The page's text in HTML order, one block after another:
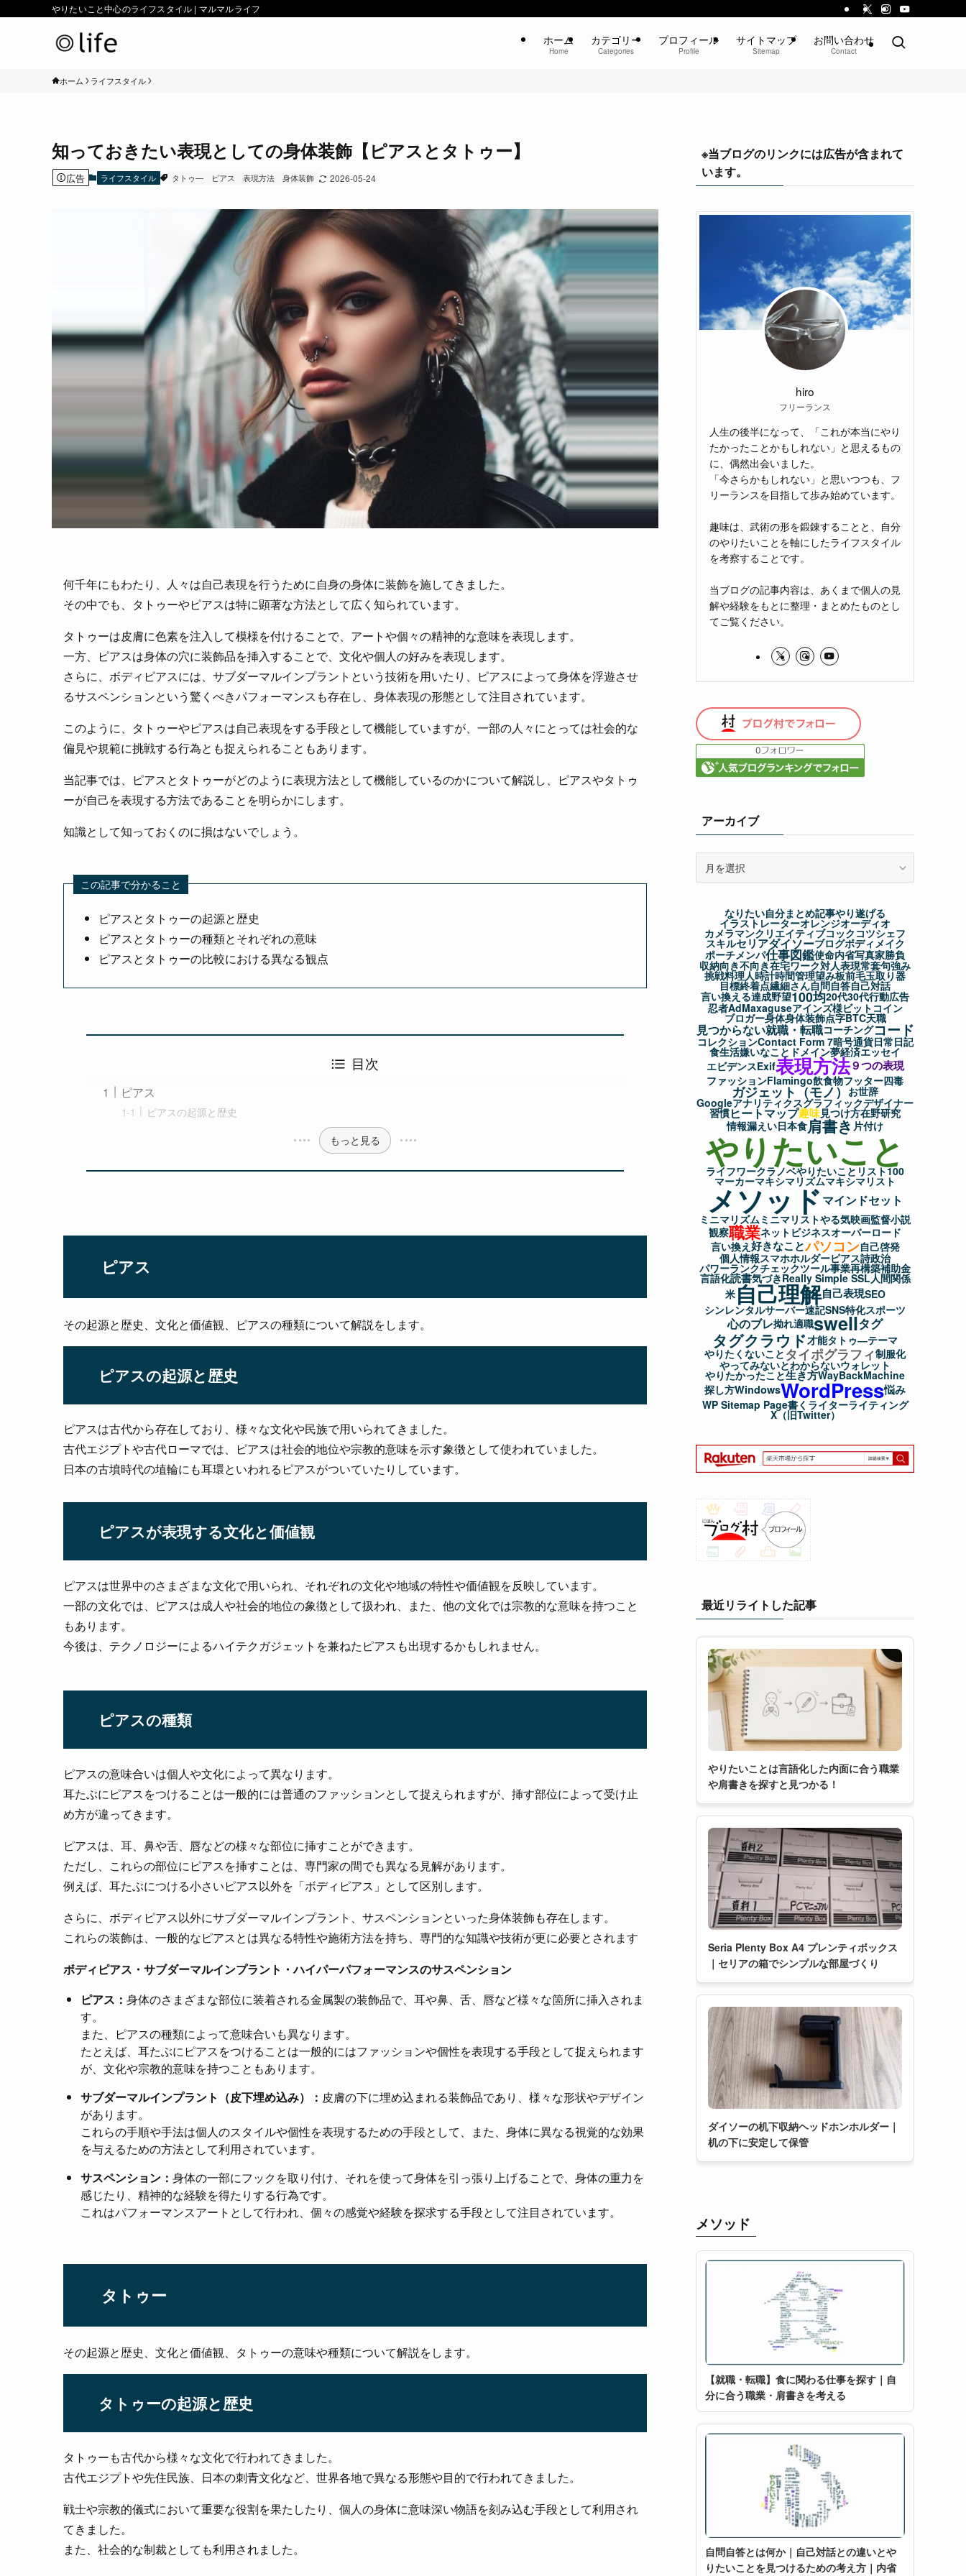
やりたいこと中心のライフスタイル | マルマルライフ
ホーム
Home
カテゴリー
Categories
プロフィール
Profile
サイトマップ
Sitemap
お問い合わせ
Contact
ホーム ライフスタイル
知っておきたい表現としての身体装飾【ピアスとタトゥー】
広告 ライフスタイル タトゥ― ピアス 表現方法 身体装飾 2026-05-24
何千年にもわたり、人々は自己表現を行うために自身の身体に装飾を施してきました。
その中でも、タトゥーやピアスは特に顕著な方法として広く知られています。
タトゥーは皮膚に色素を注入して模様を付けることで、アートや個々の精神的な意味を表現します。
一方、ピアスは身体の穴に装飾品を挿入することで、文化や個人の好みを表現します。
さらに、ボディピアスには、サブダーマルインプラントという技術を用いたり、ピアスによって身体を浮遊させ
るサスペンションという驚くべきパフォーマンスも存在し、身体表現の形態として注目されています。
このように、タトゥーやピアスは自己表現をする手段として機能していますが、一部の人々にとっては社会的な
偏見や規範に挑戦する行為とも捉えられることもあります。
当記事では、ピアスとタトゥーがどのように表現方法として機能しているのかについて解説し、ピアスやタトゥ
ーが自己を表現する方法であることを明らかにします。
知識として知っておくのに損はないでしょう。
この記事で分かること
ピアスとタトゥーの起源と歴史
ピアスとタトゥーの種類とそれぞれの意味
ピアスとタトゥーの比較における異なる観点
目次
ピアス
ピアスの起源と歴史
もっと見る
ピアス
その起源と歴史、文化と価値観、ピアスの種類について解説をします。
ピアスの起源と歴史
ピアスは古代から存在しており、様々な文化や民族で用いられてきました。
古代エジプトや古代ローマでは、ピアスは社会的地位や宗教的意味を示す象徴として使われていました。
日本の古墳時代の埴輪にも耳環といわれるピアスがついていたりしています。
ピアスが表現する文化と価値観
ピアスは世界中のさまざまな文化で用いられ、それぞれの文化や地域の特性や価値観を反映しています。
一部の文化では、ピアスは成人や社会的地位の象徴として扱われ、また、他の文化では宗教的な意味を持つこと
もあります。
今後は、テクノロジーによるハイテクガジェットを兼ねたピアスも出現するかもしれません。
ピアスの種類
ピアスの意味合いは個人や文化によって異なります。
耳たぶにピアスをつけることは一般的には普通のファッションとして捉えられますが、挿す部位によって受け止
め方が違ってきます。
ピアスは、耳、鼻や舌、唇などの様々な部位に挿すことができます。
ただし、これらの部位にピアスを挿すことは、専門家の間でも異なる見解があります。
例えば、耳たぶにつける小さいピアス以外を「ボディピアス」として区別します。
さらに、ボディピアス以外にサブダーマルインプラント、サスペンションといった身体装飾も存在します。
これらの装飾は、一般的なピアスとは異なる特性や施術方法を持ち、専門的な知識や技術が更に必要とされます
ボディピアス・サブダーマルインプラント・ハイパーパフォーマンスのサスペンション
ピアス： 身体のさまざまな部位に装着される金属製の装飾品で、耳や鼻、舌、唇など様々な箇所に挿入されま
す。
また、ピアスの種類によって意味合いも異なります。
たとえば、耳たぶにピアスをつけることは一般的にはファッションや個性を表現する手段として捉えられます
が、文化や宗教的意味を持つこともあります。
サブダーマルインプラント（皮下埋め込み）： 皮膚の下に埋め込まれる装飾品であり、様々な形状やデザイン
があります。
これらの手順や手法は個人のスタイルや個性を表現するための手段として、また、身体に異なる視覚的な効果
を与えるための方法として利用されています。
サスペンション： 身体の一部にフックを取り付け、それを使って身体を引っ張り上げることで、身体の重力を
感じたり、精神的な経験を得たりする行為です。
これはパフォーマンスアートとして行われ、個々の感覚や経験を探求する手段として注目されています。
タトゥー
その起源と歴史、文化と価値観、タトゥーの意味や種類について解説をします。
タトゥーの起源と歴史
タトゥーも古代から様々な文化で行われてきました。
古代エジプトや先住民族、日本の刺青文化など、世界各地で異なる形態や目的で行われてきました。
戦士や宗教的儀式において重要な役割を果たしたり、個人の身体に意味深い物語を刻み込む手段として利用され
てきました。
また、社会的な制裁としても利用されました。
※当ブログのリンクには広告が含まれて
います。
hiro
フリーランス
人生の後半になって、「これが本当にやり
たかったことかもしれない」と思えるもの
に、偶然出会いました。
「今さらかもしれない」と思いつつも、フ
リーランスを目指して歩み始めています。
趣味は、武術の形を鍛錬することと、自分
のやりたいことを軸にしたライフスタイル
を考察することです。
当ブログの記事内容は、あくまで個人の見
解や経験をもとに整理・まとめたものとし
てご覧ください。
アーカイブ
なりたい自分まとめ記事やり遂げる
イラストレーターオレンジオーディオ
カメラマンクリエイティブコック コツシェフ
スキルセリアダイソーブログボディメイク
ポーチメンパ仕事図鑑使命内省写真家勝負
収納向き不向き在宅ワーク対人表現常套句強み
挑戦料理人時計時間管理望み板前毛玉取り器
目標終着点繊細さん自問自答自己対話
言い換える達成野望100均20代30代行動広告
忍者AdMaxaguseアインズ様ビットコイン
ブロガー身体身体装飾点字BTC天職
見つからない就職・転職コーチングコード
コレクションContact Form 7暗号通貨日常日記
食生活嫌いなこと ドメイン夢経済エッセイ
エビデンスExif表現方法９つの表現
ファッションFlamingo飲食物フッター四毒
ガジェット（モノ）お世辞
Googleアナリティクスグラフィックデザイナー
習慣ヒートマップ趣味見つけ方在野研究
情報漏えい日本食肩書き片付け
やりたいこと
ライフワークラノベやりたいことリスト100
マーカーマキシマリズムマキシマリスト
メソッド マインドセット
ミニマリズム ミニマリストやる気映画監督小説
観察職業ネットビジネスオーバーロード
言い換え 好きなことパソコン自己啓発
個人情報スマホホルダーピアス詩政治
パワーランクチェックツール事業再構築補助金
言語化読書気づきReally Simple SSL人間関係
米自己理解自己表現SEO
シンレンタルサーバー速記SNS特化スポーツ
心のブレ拗れ適職swellタグ
タグクラウド才能タトゥ―テーマ
やりたくないこと タイポグラフィ制服化
やってみないとわからないウォレット
やりたかったこと生き方WayBackMachine
探し方WindowsWordPress悩み
WP Sitemap Page書く ライターライティング
X（旧Twitter）
最近リライトした記事
やりたいことは言語化した内面に合う職業
や肩書きを探すと見つかる！
Seria Plenty Box A4 プレンティボックス
｜セリアの箱でシンプルな部屋づくり
ダイソーの机下収納ヘッドホンホルダー｜
机の下に安定して保管
メソッド
【就職・転職】食に関わる仕事を探す｜自
分に合う職業・肩書きを考える
自問自答とは何か｜自己対話との違いとや
りたいことを見つけるための考え方｜内省